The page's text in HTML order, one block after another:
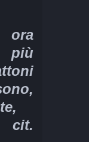
cit.